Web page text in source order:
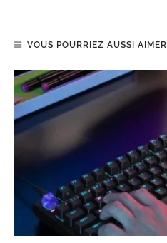
VOUS POURRIEZ AUSSI AIMER